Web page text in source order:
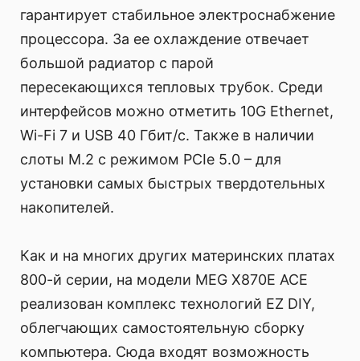
гарантирует стабильное электроснабжение
процессора. За ее охлаждение отвечает
большой радиатор с парой
пересекающихся тепловых трубок. Среди
интерфейсов можно отметить 10G Ethernet,
Wi-Fi 7 и USB 40 Гбит/с. Также в наличии
слоты M.2 с режимом PCIe 5.0 – для
установки самых быстрых твердотельных
накопителей.
Как и на многих других материнских платах
800-й серии, на модели MEG X870E ACE
реализован комплекс технологий EZ DIY,
облегчающих самостоятельную сборку
компьютера. Сюда входят возможность